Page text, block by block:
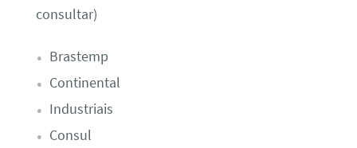
consultar)
Brastemp
Continental
Industriais
Consul